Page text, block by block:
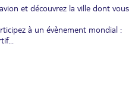
et découvrez la ville dont vous
à un évènement mondial :